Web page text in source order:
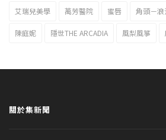
艾瑞兒美學 萬芳醫院 蜜唇 角頭－浪
陳庭妮 隱世THE ARCADIA 風梨風箏
關於集新聞